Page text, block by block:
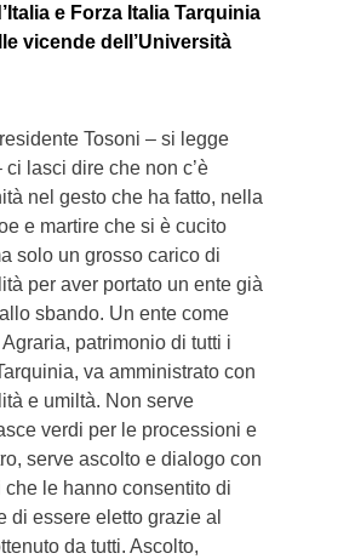
e Forza Italia Tarquinia
vicende dell’Università
Tosoni – si legge
ci lasci dire che non c’è
nel gesto che ha fatto, nella
e martire che si è cucito
solo un grosso carico di
per aver portato un ente già
sbando. Un ente come
Agraria, patrimonio di tutti i
va amministrato con
e umiltà. Non serve
verdi per le processioni e
serve ascolto e dialogo con
che le hanno consentito di
di essere eletto grazie al
da tutti. Ascolto,